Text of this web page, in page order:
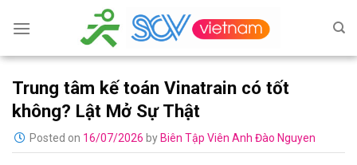
content
Trung tâm kế toán Vinatrain có tốt
không? Lật Mở Sự Thật
Posted on 16/07/2026 by Biên Tập Viên Anh Đào Nguyen